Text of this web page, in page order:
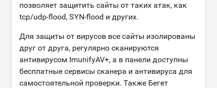
позволяет защитить сайты от таких атак, как
tcp/udp-flood, SYN-flood и других.
Для защиты от вирусов все сайты изолированы
друг от друга, регулярно сканируются
антивирусом ImunifyAV+, а в панели доступны
бесплатные сервисы сканера и антивируса для
самостоятельной проверки. Также Бегет